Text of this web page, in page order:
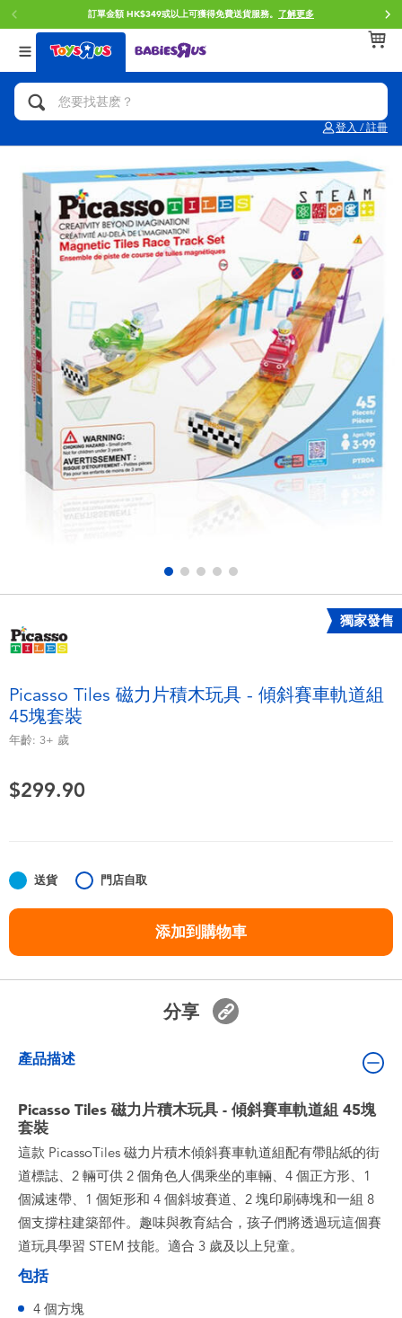
送貨服務。 了解更多 門店自取服務 網上購買並在店內
登入 / 註冊
返回
分類目錄
人氣英雄,角色扮演,射擊玩具
拼砌組合及樂高LEGO
玩具車,貨車,火車及遙控系列
手工藝,文具,蠟筆,泥膠,畫板
娃娃, 芭比,收藏公仔
電子玩具
遊戲及拼圖系列
益智學習玩具
毛毛公仔玩具
任天堂 Switch
返回
品牌
Brunch Brother 早午餐兄弟
Spider-Man蜘蛛俠
Mini Brands
Play-Doh培樂多
Pokemon寶可夢
playpop
LEGO樂高
LeapFrog跳跳蛙
返回
年齢
0~2歳
5~7歳
8~11歳
12~14歳
14歳以上
獨家發售
Picasso Tiles 磁力片積木玩具 - 傾斜賽車軌道組
45塊套裝
年齡: 3+ 歲
$299.90
送貨 門店自取
添加到購物車
分享
產品描述
Picasso Tiles 磁力片積木玩具 - 傾斜賽車軌道組 45塊
套裝
這款 PicassoTiles 磁力片積木傾斜賽車軌道組配有帶貼紙的街
道標誌、2 輛可供 2 個角色人偶乘坐的車輛、4 個正方形、1
個減速帶、1 個矩形和 4 個斜坡賽道、2 塊印刷磚塊和一組 8
個支撐柱建築部件。趣味與教育結合，孩子們將透過玩這個賽
道玩具學習 STEM 技能。適合 3 歲及以上兒童。
包括
4 個方塊